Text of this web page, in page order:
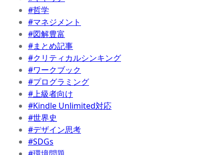
#哲学
#マネジメント
#図解豊富
#まとめ記事
#クリティカルシンキング
#ワークブック
#プログラミング
#上級者向け
#Kindle Unlimited対応
#世界史
#デザイン思考
#SDGs